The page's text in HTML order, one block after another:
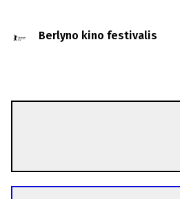
Berlyno kino festivalis